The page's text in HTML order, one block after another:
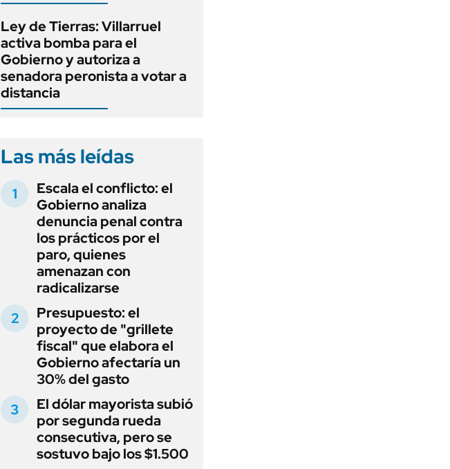
Ley de Tierras: Villarruel
activa bomba para el
Gobierno y autoriza a
senadora peronista a votar a
distancia
Las más leídas
Escala el conflicto: el
Gobierno analiza
denuncia penal contra
los prácticos por el
paro, quienes
amenazan con
radicalizarse
Presupuesto: el
proyecto de "grillete
fiscal" que elabora el
Gobierno afectaría un
30% del gasto
El dólar mayorista subió
por segunda rueda
consecutiva, pero se
sostuvo bajo los $1.500